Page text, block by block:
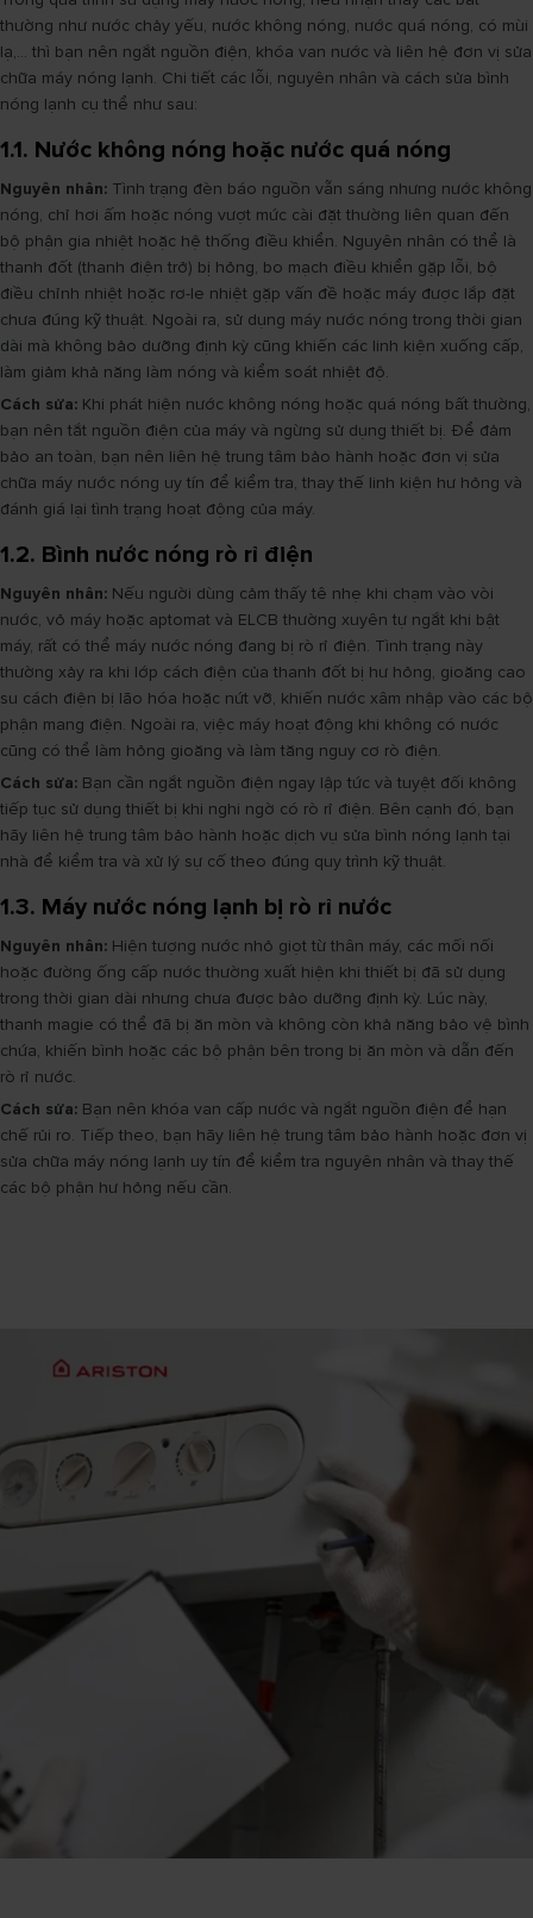
thường như nước chảy yếu, nước không nóng, nước quá nóng, có mùi
lạ,... thì bạn nên ngắt nguồn điện, khóa van nước và liên hệ đơn vị sửa
chữa máy nóng lạnh. Chi tiết các lỗi, nguyên nhân và cách sửa bình
nóng lạnh cụ thể như sau:
1.1. Nước không nóng hoặc nước quá nóng
Nguyên nhân: Tình trạng đèn báo nguồn vẫn sáng nhưng nước không
nóng, chỉ hơi ấm hoặc nóng vượt mức cài đặt thường liên quan đến
bộ phận gia nhiệt hoặc hệ thống điều khiển. Nguyên nhân có thể là
thanh đốt (thanh điện trở) bị hỏng, bo mạch điều khiển gặp lỗi, bộ
điều chỉnh nhiệt hoặc rơ-le nhiệt gặp vấn đề hoặc máy được lắp đặt
chưa đúng kỹ thuật. Ngoài ra, sử dụng máy nước nóng trong thời gian
dài mà không bảo dưỡng định kỳ cũng khiến các linh kiện xuống cấp,
làm giảm khả năng làm nóng và kiểm soát nhiệt độ.
Cách sửa: Khi phát hiện nước không nóng hoặc quá nóng bất thường,
bạn nên tắt nguồn điện của máy và ngừng sử dụng thiết bị. Để đảm
bảo an toàn, bạn nên liên hệ trung tâm bảo hành hoặc đơn vị sửa
chữa máy nước nóng uy tín để kiểm tra, thay thế linh kiện hư hỏng và
đánh giá lại tình trạng hoạt động của máy.
1.2. Bình nước nóng rò rỉ điện
Nguyên nhân: Nếu người dùng cảm thấy tê nhẹ khi chạm vào vòi
nước, vỏ máy hoặc aptomat và ELCB thường xuyên tự ngắt khi bật
máy, rất có thể máy nước nóng đang bị rò rỉ điện. Tình trạng này
thường xảy ra khi lớp cách điện của thanh đốt bị hư hỏng, gioăng cao
su cách điện bị lão hóa hoặc nứt vỡ, khiến nước xâm nhập vào các bộ
phận mang điện. Ngoài ra, việc máy hoạt động khi không có nước
cũng có thể làm hỏng gioăng và làm tăng nguy cơ rò điện.
Cách sửa: Bạn cần ngắt nguồn điện ngay lập tức và tuyệt đối không
tiếp tục sử dụng thiết bị khi nghi ngờ có rò rỉ điện. Bên cạnh đó, bạn
hãy liên hệ trung tâm bảo hành hoặc dịch vụ sửa bình nóng lạnh tại
nhà để kiểm tra và xử lý sự cố theo đúng quy trình kỹ thuật.
1.3. Máy nước nóng lạnh bị rò rỉ nước
Nguyên nhân: Hiện tượng nước nhỏ giọt từ thân máy, các mối nối
hoặc đường ống cấp nước thường xuất hiện khi thiết bị đã sử dụng
trong thời gian dài nhưng chưa được bảo dưỡng định kỳ. Lúc này,
thanh magie có thể đã bị ăn mòn và không còn khả năng bảo vệ bình
chứa, khiến bình hoặc các bộ phận bên trong bị ăn mòn và dẫn đến
rò rỉ nước.
Cách sửa: Bạn nên khóa van cấp nước và ngắt nguồn điện để hạn
chế rủi ro. Tiếp theo, bạn hãy liên hệ trung tâm bảo hành hoặc đơn vị
sửa chữa máy nóng lạnh uy tín để kiểm tra nguyên nhân và thay thế
các bộ phận hư hỏng nếu cần.